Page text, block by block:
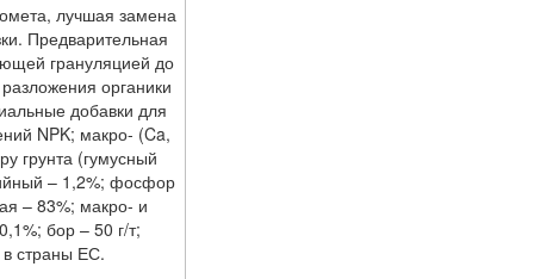
лучшая замена
Предварительная
грануляцией до
органики
добавки для
NPK; макро- (Ca,
грунта (гумусный
– 1,2%; фосфор
– 83%; макро- и
бор – 50 г/т;
в страны ЕС.